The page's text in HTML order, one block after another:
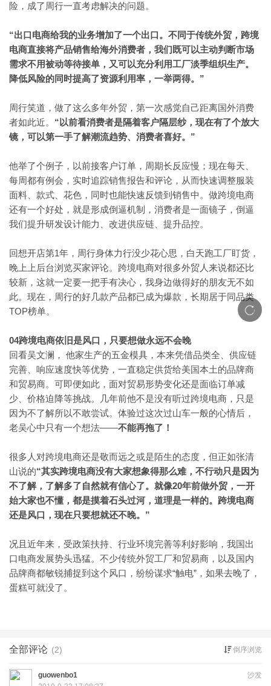
险，成了周行一直考虑解决的问题。
“出口电商给我的业务增加了一个出口。不同于传统外贸，跨境
电商直接将产品销售给海外消费者，我们既可以主动判断市场
需求不用被动等待接单，又可以充分利用工厂淡季组织生产。
降低风险的同时提高了资源利用率，一举两得。”
周行笑道，做了这么多年外贸，第一次感觉自己距离国外消费
者如此近。 “以前看消费者是隔着客户隔层纱，现在有了个放大
镜，可以第一手了解潮流趋势、消费者喜好。”
他举了个例子，以前接客户订单，周期长反应慢；现在每天、
每周都有例会，实时追踪销售报告和评论，从而快速调整服装
面料、款式、花色，同时也能快速反馈到销售中。做跨境电商
还有一个好处，就是形成倒逼机制，消费者是一面镜子，倒逼
我们提升研发设计能力、改进供应链、提升品控。
回想开店第1年，周行身体力行没少花心思，白天跑工厂盯货，
晚上上后台浏览买家评论。跨境电商对很多外贸人来说都还比
较新，这就一定要一把手有决心，我身边做得好的朋友无不如
此。现在，周行的好几款产品都已成为爆款，长期居于同品类
TOP榜单。
04跨境电商依旧是风口，只要想做永远不会晚
回看吴文澜，
他家生产的五金模具，本来凭借品类全、供应链
完善、响应速度快等优势，一直稳定供货给美国本土的品牌商
和贸易商。可即便如此，面对贸易形势变化还是面临订单减
少、价格迫降等挑战。几年前他不是没有听过跨境电商，只是
因为不了解所以不敢尝试。体验过这次过山车一般的心情后，
老吴心中只有一个想法——不能再拖了！
很多人对跨境电商还是敬而远之或是陌生的态度，但正如张清
山说的“其实跨境电商没有大家想象得那么难，不行动只是因为
不了解，了解多了自然就有信心了。就像20年前做外贸，一开
始大家也不懂，都是摸着石头过河，道理是一样的。跨境电商
还是风口，现在只要想就还不晚。”
况且近年来，受政策扶持、行业环境完善等利好影响，我国出
口电商发展势头迅猛。不少传统外贸工厂和贸易商，以及国内
品牌商都敏锐捕捉到这个风口，纷纷谋求“触电”，如果去晚了，
蛋糕可就没了。
全部评论 (2) 倒序浏览
沙发
guowenbo1